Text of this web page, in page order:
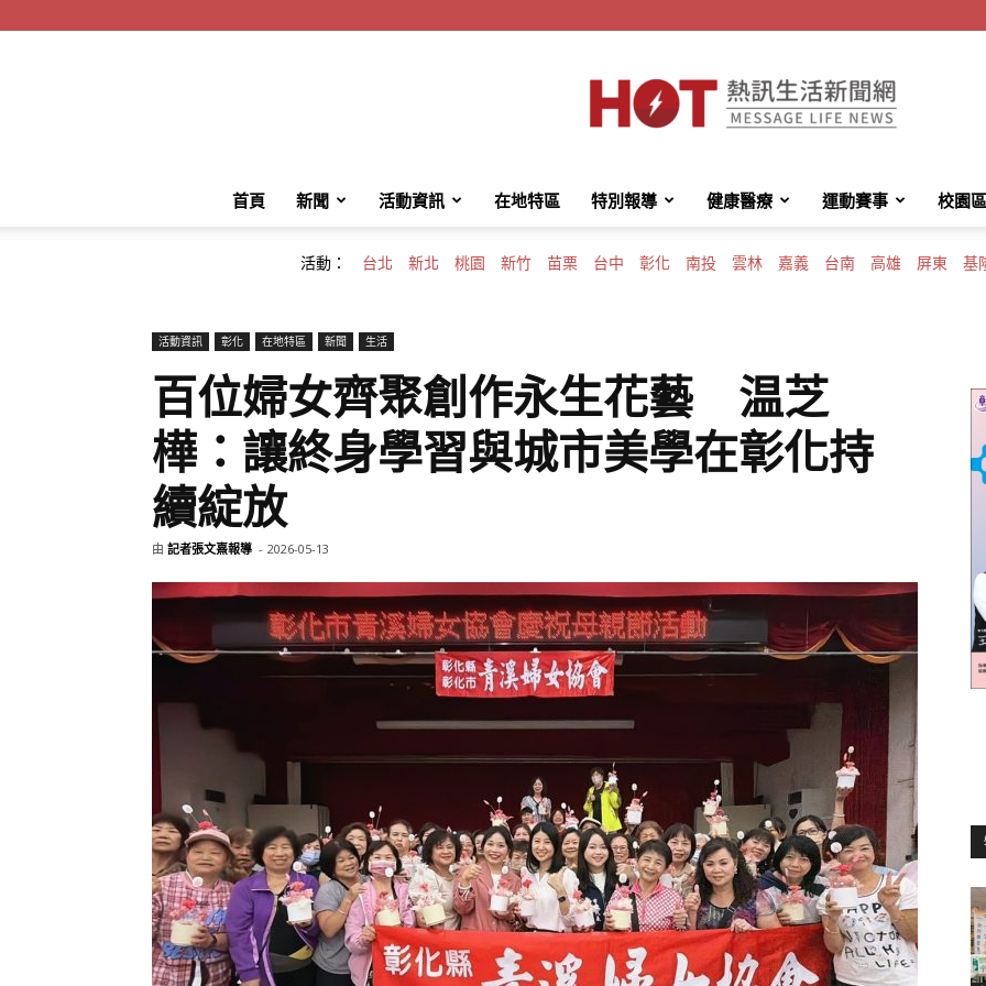
HotMessage
新
首頁 新聞 活動資訊 在地特區 特別報導 健康醫療 運動賽事 校園區
活動： 台北 新北 桃園 新竹 苗栗 台中 彰化 南投 雲林 嘉義 台南 高雄 屏東 基
活動資訊 彰化 在地特區 新聞 生活
百位婦女齊聚創作永生花藝 温芝
樺：讓終身學習與城市美學在彰化持
續綻放
由 記者張文熹報導 - 2026-05-13